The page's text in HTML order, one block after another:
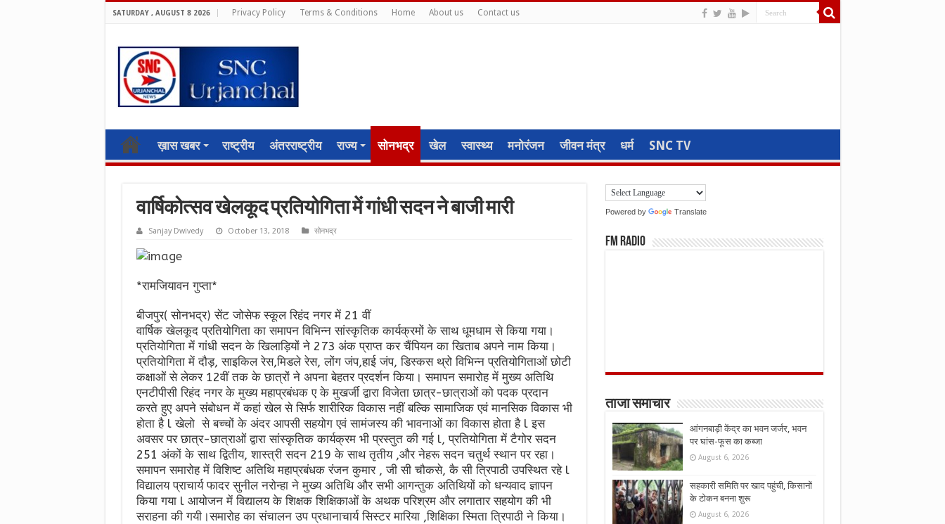
SATURDAY , AUGUST 8 2026 Privacy Policy Terms & Conditions Home About us Contact us
ख़ास खबर राष्ट्रीय अंतरराष्ट्रीय राज्य सोनभद्र खेल स्वास्थ्य मनोरंजन जीवन मंत्र धर्म SNC TV
वार्षिकोत्सव खेलकूद प्रतियोगिता में गांधी सदन ने बाजी मारी
Sanjay Dwivedy October 13, 2018 सोनभद्र
*रामजियावन गुप्ता*
बीजपुर( सोनभद्र) सेंट जोसेफ स्कूल रिहंद नगर में 21 वीं
वार्षिक खेलकूद प्रतियोगिता का समापन विभिन्न सांस्कृतिक कार्यक्रमों के साथ धूमधाम से किया गया।
प्रतियोगिता में गांधी सदन के खिलाड़ियों ने 273 अंक प्राप्त कर चैंपियन का खिताब अपने नाम किया।
प्रतियोगिता में दौड़, साइकिल रेस,मिडले रेस, लोंग जंप,हाई जंप, डिस्कस थ्रो विभिन्न प्रतियोगिताओं छोटी
कक्षाओं से लेकर 12वीं तक के छात्रों ने अपना बेहतर प्रदर्शन किया। समापन समारोह में मुख्य अतिथि
एनटीपीसी रिहंद नगर के मुख्य महाप्रबंधक ए के मुखर्जी द्वारा विजेता छात्र-छात्राओं को पदक प्रदान
करते हुए अपने संबोधन में कहां खेल से सिर्फ शारीरिक विकास नहीं बल्कि सामाजिक एवं मानसिक विकास भी
होता है l खेलो से बच्चों के अंदर आपसी सहयोग एवं सामंजस्य की भावनाओं का विकास होता है l इस
अवसर पर छात्र-छात्राओं द्वारा सांस्कृतिक कार्यक्रम भी प्रस्तुत की गई l, प्रतियोगिता में टैगोर सदन
251 अंकों के साथ द्वितीय, शास्त्री सदन 219 के साथ तृतीय ,और नेहरू सदन चतुर्थ स्थान पर रहा।
समापन समारोह में विशिष्ट अतिथि महाप्रबंधक रंजन कुमार , जी सी चौकसे, कै सी त्रिपाठी उपस्थित रहे l
विद्यालय प्राचार्य फादर सुनील नरोन्हा ने मुख्य अतिथि और सभी आगन्तुक अतिथियों को धन्यवाद ज्ञापन
किया गया l आयोजन में विद्यालय के शिक्षक शिक्षिकाओं के अथक परिश्रम और लगातार सहयोग की भी
सराहना की गयी।समारोह का संचालन उप प्रधानाचार्य सिस्टर मारिया ,शिक्षिका स्मिता त्रिपाठी ने किया।
Powered by Translate
FM Radio
ताजा समाचार
आंगनबाड़ी केंद्र का भवन जर्जर, भवन
पर घांस-फूस का कब्जा
August 6, 2026
सहकारी समिति पर खाद पहुंची, किसानों
के टोकन बनना शुरू
August 6, 2026